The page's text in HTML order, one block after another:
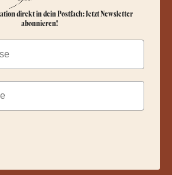
direkt in dein Postfach: Jetzt Newsletter
abonnieren!